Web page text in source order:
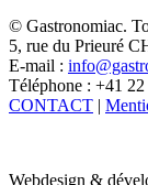
© Gastronomiac.
5, rue du Prieuré
E-mail :
Téléphone : +41
CONTACT |
Webdesign &